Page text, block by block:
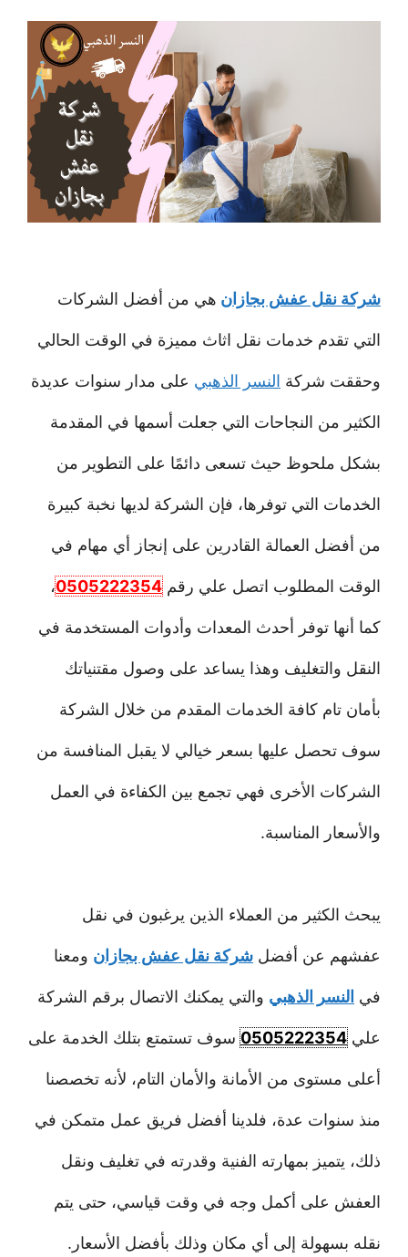
شركة نقل عفش بجازان هي من أفضل الشركات
التي تقدم خدمات نقل اثاث مميزة في الوقت الحالي
وحققت شركة النسر الذهبي على مدار سنوات عديدة
الكثير من النجاحات التي جعلت أسمها في المقدمة
بشكل ملحوظ حيث تسعى دائمًا على التطوير من
الخدمات التي توفرها، فإن الشركة لديها نخبة كبيرة
من أفضل العمالة القادرين على إنجاز أي مهام في
الوقت المطلوب اتصل علي رقم0505222354،
كما أنها توفر أحدث المعدات وأدوات المستخدمة في
النقل والتغليف وهذا يساعد على وصول مقتنياتك
بأمان تام كافة الخدمات المقدم من خلال الشركة
سوف تحصل عليها بسعر خيالي لا يقبل المنافسة من
الشركات الأخرى فهي تجمع بين الكفاءة في العمل
والأسعار المناسبة.
يبحث الكثير من العملاء الذين يرغبون في نقل
عفشهم عن أفضل شركة نقل عفش بجازان ومعنا
في النسر الذهبي والتي يمكنك الاتصال برقم الشركة
علي0505222354سوف تستمتع بتلك الخدمة على
أعلى مستوى من الأمانة والأمان التام، لأنه تخصصنا
منذ سنوات عدة، فلدينا أفضل فريق عمل متمكن في
ذلك، يتميز بمهارته الفنية وقدرته في تغليف ونقل
العفش على أكمل وجه في وقت قياسي، حتى يتم
نقله بسهولة إلى أي مكان وذلك بأفضل الأسعار.